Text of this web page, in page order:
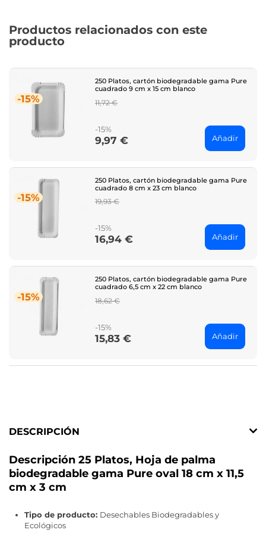
Productos relacionados con este
producto
-15%
250 Platos, cartón biodegradable gama Pure
cuadrado 9 cm x 15 cm blanco
Regular
11,72 €
-15%
Price
9,97 € Añadir
-15%
250 Platos, cartón biodegradable gama Pure
cuadrado 8 cm x 23 cm blanco
Regular
19,93 €
-15%
Price
16,94 € Añadir
-15%
250 Platos, cartón biodegradable gama Pure
cuadrado 6,5 cm x 22 cm blanco
Regular
18,62 €
-15%
Price
15,83 € Añadir
DESCRIPCIÓN
Descripción 25 Platos, Hoja de palma
biodegradable gama Pure oval 18 cm x 11,5
cm x 3 cm
Tipo de producto: Desechables Biodegradables y
Ecológicos